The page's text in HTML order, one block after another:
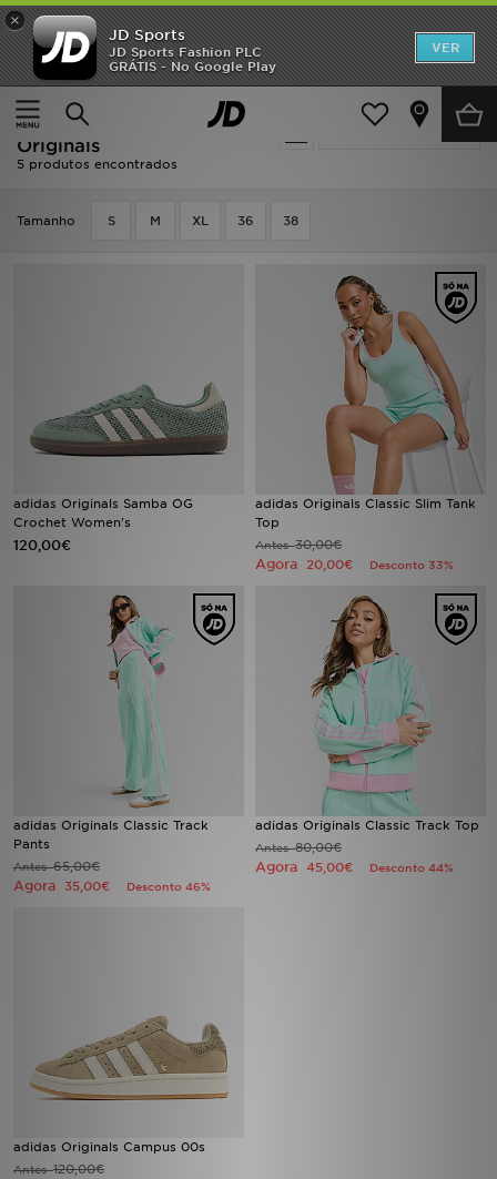
×
JD Sports
JD Sports Fashion PLC
GRÁTIS - No Google Play
VER
Página principal
Mulher
Actualizar a pesquisa
Mulher - Verde Adidas
Originals
5 produtos encontrados
Tamanho S M XL 36 38
adidas Originals Samba OG
Crochet Women's
120,00€
adidas Originals Classic Slim Tank
Top
Antes30,00€
Agora 20,00€ Desconto 33%
adidas Originals Classic Track
Pants
Antes65,00€
Agora 35,00€ Desconto 46%
adidas Originals Classic Track Top
Antes80,00€
Agora 45,00€ Desconto 44%
adidas Originals Campus 00s
Antes120,00€
INÍCIO
Promoções
NOVIDADES
FUTEBOL JD
VER MARCAS
LOCALIZADOR DE LOJAS
MENSAGENS
ESTADO DO TEU PEDIDO
ATENÇÃO AO CLIENTE